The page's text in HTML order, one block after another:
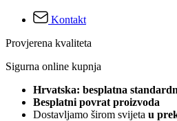
Kontakt
Provjerena kvaliteta
Sigurna online kupnja
Hrvatska: besplatna
Besplatni povrat proizvoda
Dostavljamo širom svijeta u